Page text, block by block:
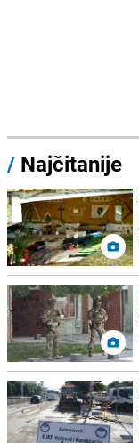
/ Najčitanije